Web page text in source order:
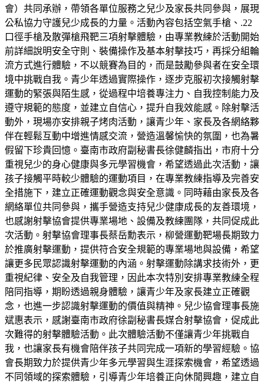
會）共同承辦，帶領各單位服務之兒少及家長共同參與，展現
公私協力守護兒少成長的力量。活動內容包括空氣手槍、.22
口徑手槍及散彈槍飛靶三項射擊體驗，由專業教練於活動開始
前詳細說明安全守則、裝備操作及基本射擊技巧，再採分組輪
流方式進行體驗，不以競賽為目的，而是鼓勵參與者在安全環
境中挑戰自我。青少年透過實際操作，逐步克服初次接觸射擊
運動的緊張與陌生感，從過程中培養專注力、自我控制能力及
遵守規範的態度，並建立自信心，提升自我效能感。除射擊活
動外，現場亦安排親子烤肉活動，讓青少年、家長及各網絡夥
伴在輕鬆互動中增進情感交流，營造溫馨愉快的氛圍，也為暑
假留下珍貴回憶。臺南市政府副秘書長徐健麟指出，市府十分
重視兒少的身心健康與多元學習機會，希望透過此次活動，讓
孩子接觸平時較少體驗的運動項目，在專業教練指導及完善安
全措施下，建立正確運動觀念與安全意識。同時藉由家長及各
網絡單位共同參與，攜手營造支持兒少健康成長的友善環境，
也感謝射擊協會提供專業場地、設備及教練團隊，共同促成此
次活動。射擊協會理事長蔡岳勳表示，柳營運動靶場長期致力
於推廣射擊運動，提供符合安全規範的專業場地與設備，希望
讓更多民眾認識射擊運動的內涵。射擊運動除講求技術外，更
重視紀律、安全及自我管理，因此本次特別安排專業教練全程
陪同指導，期盼透過親身體驗，讓青少年及家長建立正確觀
念，也進一步認識射擊運動的價值與精神。兒少協會理事長施
斌惠表示，感謝臺南市政府徐副秘書長媒合射擊協會，促成此
次難得的射擊體驗活動。此次體驗活動不僅讓青少年挑戰自
我，也讓家長有機會陪伴孩子共同完成一項新的學習經驗。協
會長期致力於提供青少年多元學習與生涯探索機會，希望透過
不同領域的探索體驗，引導青少年培養正向休閒興趣，建立自